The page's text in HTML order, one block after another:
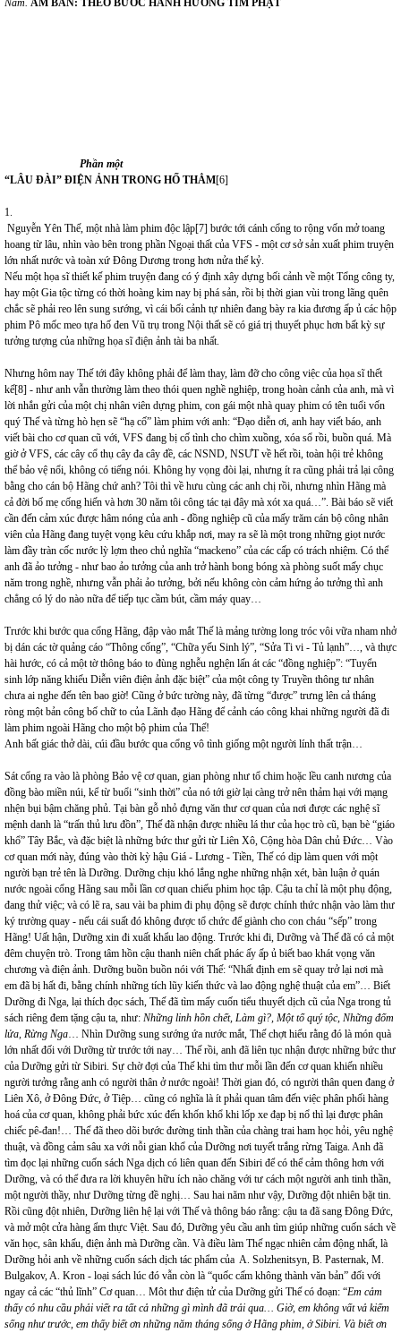
Năm. ÂM BẢN: THEO BƯỚC HÀNH HƯƠNG TÌM PHẬT
Phần một
“LÂU ĐÀI” ĐIỆN ẢNH TRONG HỐ THẲM[6]
1.
Nguyễn Yên Thế, một nhà làm phim độc lập[7] bước tới cánh cổng to rộng vốn mở toang
hoang từ lâu, nhìn vào bên trong phần Ngoại thất của VFS - một cơ sở sản xuất phim truyện
lớn nhất nước và toàn xứ Đông Dương trong hơn nửa thế kỷ.
Nếu một họa sĩ thiết kế phim truyện đang có ý định xây dựng bối cảnh về một Tổng công ty,
hay một Gia tộc từng có thời hoàng kim nay bị phá sản, rồi bị thời gian vùi trong lãng quên
chắc sẽ phải reo lên sung sướng, vì cái bối cảnh tự nhiên đang bày ra kia đương ấp ủ các hộp
phim Pô mốc meo tựa hố đen Vũ trụ trong Nội thất sẽ có giá trị thuyết phục hơn bất kỳ sự
tưởng tượng của những họa sĩ điện ảnh tài ba nhất.
Nhưng hôm nay Thế tới đây không phải để làm thay, làm đỡ cho công việc của họa sĩ thết
kế[8] - như anh vẫn thường làm theo thói quen nghề nghiệp, trong hoàn cảnh của anh, mà vì
lời nhắn gửi của một chị nhân viên dựng phim, con gái một nhà quay phim có tên tuổi vốn
quý Thế và từng hò hẹn sẽ “hạ cố” làm phim với anh: “Đạo diễn ơi, anh hay viết báo, anh
viết bài cho cơ quan cũ với, VFS đang bị cố tình cho chìm xuồng, xóa sổ rồi, buồn quá. Mà
giờ ở VFS, các cây cổ thụ cây đa cây đề, các NSND, NSƯT về hết rồi, toàn hội trẻ không
thể bảo vệ nổi, không có tiếng nói. Không hy vọng đòi lại, nhưng ít ra cũng phải trả lại công
bằng cho cán bộ Hãng chứ anh? Tôi thì về hưu cùng các anh chị rồi, nhưng nhìn Hãng mà
cả đời bố mẹ cống hiến và hơn 30 năm tôi công tác tại đây mà xót xa quá…”. Bài báo sẽ viết
cần đến cảm xúc được hâm nóng của anh - đồng nghiệp cũ của mấy trăm cán bộ công nhân
viên của Hãng đang tuyệt vọng kêu cứu khắp nơi, may ra sẽ là một trong những giọt nước
làm đầy tràn cốc nước lỳ lợm theo chủ nghĩa “mackeno” của các cấp có trách nhiệm. Có thể
anh đã ảo tưởng - như bao ảo tưởng của anh trở hành bong bóng xà phòng suốt mấy chục
năm trong nghề, nhưng vẫn phải ảo tưởng, bởi nếu không còn cảm hứng ảo tưởng thì anh
chẳng có lý do nào nữa để tiếp tục cầm bút, cầm máy quay…
Trước khi bước qua cổng Hãng, đập vào mắt Thế là mảng tường long tróc vôi vữa nham nhở
bị dán các tờ quảng cáo “Thông cống”, “Chữa yếu Sinh lý”, “Sửa Ti vi - Tủ lạnh”…, và thực
hài hước, có cả một tờ thông báo to đùng nghễu nghện lấn át các “đồng nghiệp”: “Tuyển
sinh lớp năng khiếu Diễn viên điện ảnh đặc biệt” của một công ty Truyền thông tư nhân
chưa ai nghe đến tên bao giờ! Cũng ở bức tường này, đã từng “được” trưng lên cả tháng
ròng một bản công bố chữ to của Lãnh đạo Hãng để cảnh cáo công khai những người đã đi
làm phim ngoài Hãng cho một bộ phim của Thế!
Anh bất giác thở dài, cúi đầu bước qua cổng vô tình giống một người lính thất trận…
Sát cổng ra vào là phòng Bảo vệ cơ quan, gian phòng như tổ chim hoặc lều canh nương của
đồng bào miền núi, kể từ buổi “sinh thời” của nó tới giờ lại càng trở nên thảm hại với mạng
nhện bụi bậm chăng phủ. Tại bàn gỗ nhỏ đựng văn thư cơ quan của nơi được các nghệ sĩ
mệnh danh là “trấn thủ lưu đồn”, Thế đã nhận được nhiều lá thư của học trò cũ, bạn bè “giáo
khổ” Tây Bắc, và đặc biệt là những bức thư gửi từ Liên Xô, Cộng hòa Dân chủ Đức… Vào
cơ quan mới này, đúng vào thời kỳ hậu Giá - Lương - Tiền, Thế có dịp làm quen với một
người bạn trẻ tên là Dưỡng. Dưỡng chịu khó lắng nghe những nhận xét, bàn luận ở quán
nước ngoài cổng Hãng sau mỗi lần cơ quan chiếu phim học tập. Cậu ta chỉ là một phụ động,
đang thử việc; và có lẽ ra, sau vài ba phim đi phụ động sẽ được chính thức nhận vào làm thư
ký trường quay - nếu cái suất đó không được tổ chức để giành cho con cháu “sếp” trong
Hãng! Uất hận, Dưỡng xin đi xuất khẩu lao động. Trước khi đi, Dưỡng và Thế đã có cả một
đêm chuyện trò. Trong tâm hồn cậu thanh niên chất phác ấy ấp ủ biết bao khát vọng văn
chương và điện ảnh. Dưỡng buồn buồn nói với Thế: “Nhất định em sẽ quay trở lại nơi mà
em đã bị hất đi, bằng chính những tích lũy kiến thức và lao động nghệ thuật của em”… Biết
Dưỡng đi Nga, lại thích đọc sách, Thế đã tìm mấy cuốn tiểu thuyết dịch cũ của Nga trong tủ
sách riêng đem tặng cậu ta, như: Những linh hồn chết, Làm gì?, Một tổ quý tộc, Những đốm
lửa, Rừng Nga… Nhìn Dưỡng sung sướng ứa nước mắt, Thế chợt hiểu rằng đó là món quà
lớn nhất đối với Dưỡng từ trước tới nay… Thế rồi, anh đã liên tục nhận được những bức thư
của Dưỡng gửi từ Sibiri. Sự chờ đợi của Thế khi tìm thư mỗi lần đến cơ quan khiến nhiều
người tưởng rằng anh có người thân ở nước ngoài! Thời gian đó, có người thân quen đang ở
Liên Xô, ở Đông Đức, ở Tiệp… cũng có nghĩa là ít phải quan tâm đến việc phân phối hàng
hoá của cơ quan, không phải bức xúc đến khốn khổ khi lốp xe đạp bị nổ thì lại được phân
chiếc pê-đan!… Thế đã theo dõi bước đường tinh thần của chàng trai ham học hỏi, yêu nghệ
thuật, và đồng cảm sâu xa với nỗi gian khổ của Dưỡng nơi tuyết trắng rừng Taiga. Anh đã
tìm đọc lại những cuốn sách Nga dịch có liên quan đến Sibiri để có thể cảm thông hơn với
Dưỡng, và có thể đưa ra lời khuyên hữu ích nào chăng với tư cách một người anh tinh thần,
một người thầy, như Dưỡng từng đề nghị… Sau hai năm như vậy, Dưỡng đột nhiên bặt tin.
Rồi cũng đột nhiên, Dưỡng liên hệ lại với Thế và thông báo rằng: cậu ta đã sang Đông Đức,
và mở một cửa hàng ẩm thực Việt. Sau đó, Dưỡng yêu cầu anh tìm giúp những cuốn sách về
văn học, sân khấu, điện ảnh mà Dưỡng cần. Và điều làm Thế ngạc nhiên cảm động nhất, là
Dưỡng hỏi anh về những cuốn sách dịch tác phẩm của A. Solzhenitsyn, B. Pasternak, M.
Bulgakov, A. Kron - loại sách lúc đó vẫn còn là “quốc cấm không thành văn bản” đối với
ngay cả các “thủ lĩnh” Cơ quan… Môt thư điện tử của Dưỡng gửi Thế có đoạn: “Em cảm
thấy có nhu cầu phải viết ra tất cả những gì mình đã trải qua… Giờ, em không vất vả kiếm
sống như trước, em thấy biết ơn những năm tháng sống ở Hãng phim, ở Sibiri. Và biết ơn